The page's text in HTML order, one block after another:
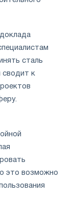
сталь
сводит к
это возможно